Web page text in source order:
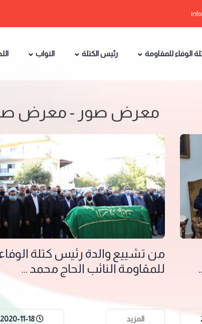
الوفاء للمقاومة رئيس الكتلة النواب
معرض صور - معرض
من تشييع والدة رئيس كتلة الوفاء
للمقاومة النائب الحاج محمد ...
المزيد